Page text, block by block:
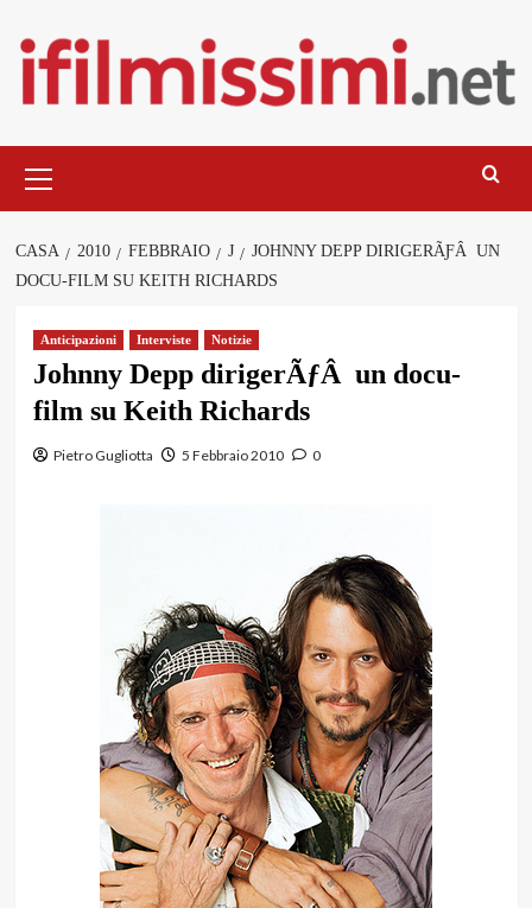
contenuto
principale
CASA 2010 FEBBRAIO J
JOHNNY DEPP DIRIGERÃƑÂ UN
DOCU-FILM SU KEITH RICHARDS
Anticipazioni Interviste Notizie
Johnny Depp dirigerÃƒÂ un docu-
film su Keith Richards
Pietro Gugliotta 5 Febbraio 2010 0